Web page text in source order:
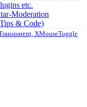
etc.
Moderation
& Code)
XMouseToggle